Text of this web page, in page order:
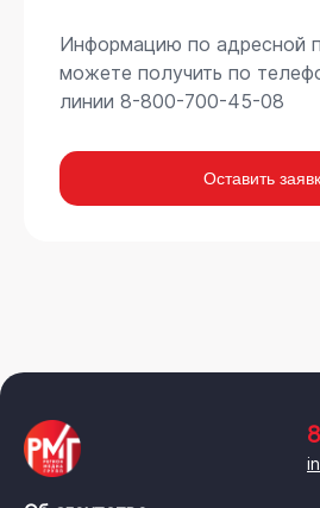
Информацию по адресной
можете получить по
линии 8-800-700-45-08
Оставить